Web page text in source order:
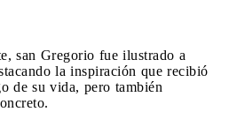
san Gregorio fue ilustrado a
la inspiración que recibió
de su vida, pero también